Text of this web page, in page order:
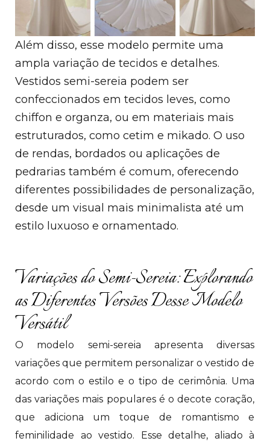
Além disso, esse modelo permite uma
ampla variação de tecidos e detalhes.
Vestidos semi-sereia podem ser
confeccionados em tecidos leves, como
chiffon e organza, ou em materiais mais
estruturados, como cetim e mikado. O uso
de rendas, bordados ou aplicações de
pedrarias também é comum, oferecendo
diferentes possibilidades de personalização,
desde um visual mais minimalista até um
estilo luxuoso e ornamentado.
Variações do Semi-Sereia: Explorando
as Diferentes Versões Desse Modelo
Versátil
O modelo semi-sereia apresenta diversas
variações que permitem personalizar o vestido de
acordo com o estilo e o tipo de cerimônia. Uma
das variações mais populares é o decote coração,
que adiciona um toque de romantismo e
feminilidade ao vestido. Esse detalhe, aliado à